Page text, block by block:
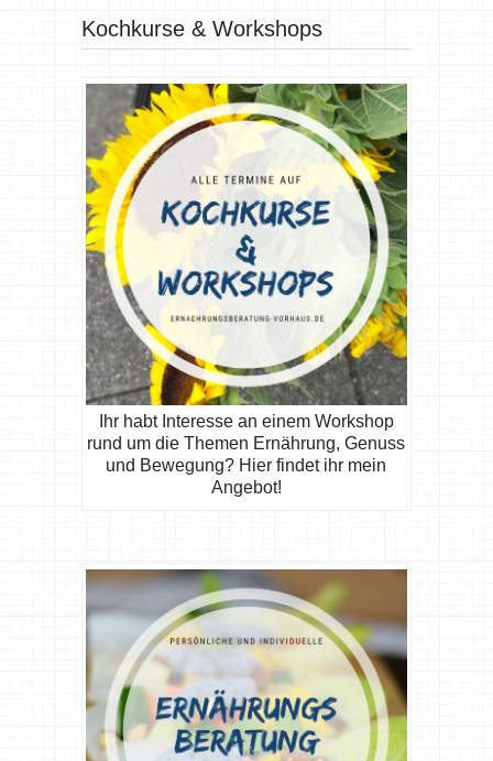
Kochkurse & Workshops
Ihr habt Interesse an einem Workshop
rund um die Themen Ernährung, Genuss
und Bewegung? Hier findet ihr mein
Angebot!